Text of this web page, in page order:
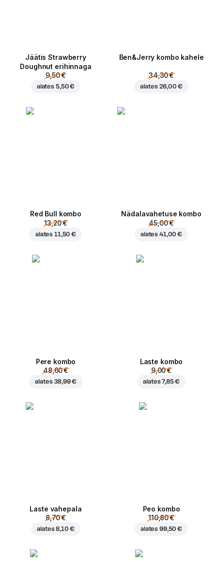
Jäätis Strawberry
Doughnut erihinnaga
9,50 €
alates 5,50 €
Ben&Jerry kombo kahele
34,30 €
alates 26,00 €
Red Bull kombo
13,20 €
alates 11,50 €
Nädalavahetuse kombo
45,00 €
alates 41,00 €
Pere kombo
48,60 €
alates 38,99 €
Laste kombo
9,00 €
alates7,85 €
Laste vahepala
8,70 €
alates8,10 €
Peo kombo
110,80 €
alates 99,50 €